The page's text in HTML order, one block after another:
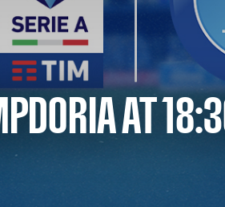
AT